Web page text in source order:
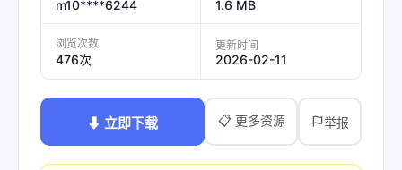
m10****6244 1.6 MB
浏览次数
476次
更新时间
2026-02-11
⬇ 立即下载 📋 更多资源 举报